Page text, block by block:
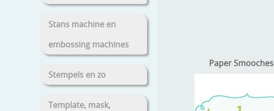
Stans machine en
embossing machines
Stempels en zo
Template, mask,
Paper Smooches